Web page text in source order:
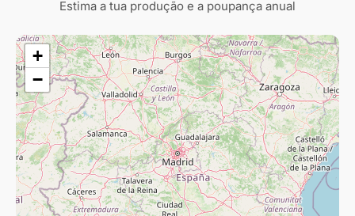
Estima a tua produção e a poupança anual
+
−